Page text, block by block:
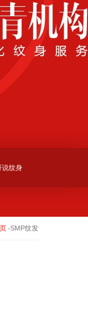
说纹身
-SMP纹发